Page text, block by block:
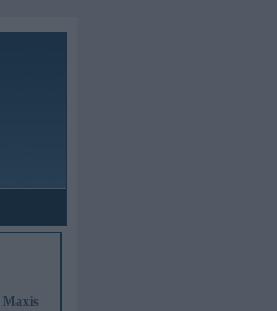
Maxis